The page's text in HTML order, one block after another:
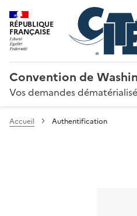
RÉPUBLIQUE
FRANÇAISE
Convention de
Vos demandes
Accueil Authentification